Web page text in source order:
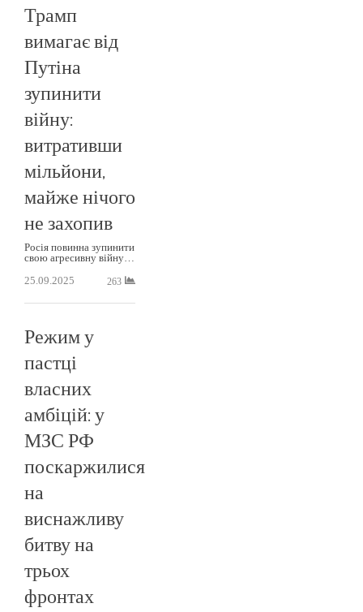
Трамп
вимагає від
Путіна
зупинити
війну:
витративши
мільйони,
майже нічого
не захопив
Росія повинна зупинити
свою агресивну війну…
25.09.2025 263
Режим у
пастці
власних
амбіцій: у
МЗС РФ
поскаржилися
на
виснажливу
битву на
трьох
фронтах